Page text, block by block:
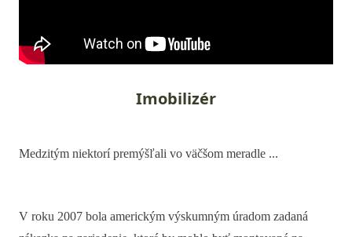
Imobilizér
Medzitým niektorí premýšľali vo väčšom meradle ...
V roku 2007 bola americkým výskumným úradom zadaná